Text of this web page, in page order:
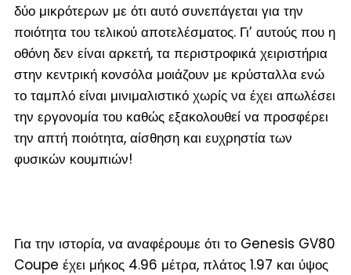
δύο μικρότερων με ότι αυτό συνεπάγεται για την
ποιότητα του τελικού αποτελέσματος. Γι’ αυτούς που η
οθόνη δεν είναι αρκετή, τα περιστροφικά χειριστήρια
στην κεντρική κονσόλα μοιάζουν με κρύσταλλα ενώ
το ταμπλό είναι μινιμαλιστικό χωρίς να έχει απωλέσει
την εργονομία του καθώς εξακολουθεί να προσφέρει
την απτή ποιότητα, αίσθηση και ευχρηστία των
φυσικών κουμπιών!
Για την ιστορία, να αναφέρουμε ότι το Genesis GV80
Coupe έχει μήκος 4.96 μέτρα, πλάτος 1.97 και ύψος